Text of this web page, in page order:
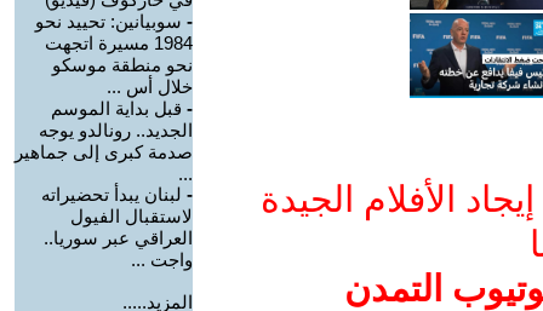
الأفلام الجيدة
التمدن
- سوبيانين: تحييد نحو
1984 مسيرة اتجهت
نحو منطقة موسكو
خلال أس ...
- قبل بداية الموسم
الجديد.. رونالدو يوجه
صدمة كبرى إلى جماهير
...
- لبنان يبدأ تحضيراته
لاستقبال الفيول
العراقي عبر سوريا..
واجت ...
المزيد.....